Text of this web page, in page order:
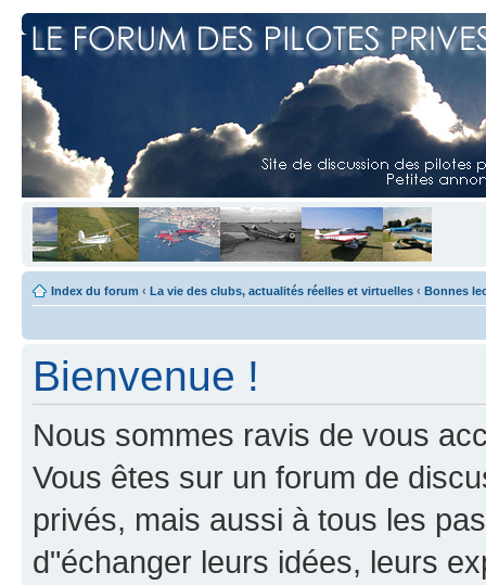
Index du forum ‹ La vie des clubs, actualités réelles et virtuelles ‹ Bonnes
Bienvenue !
Nous sommes ravis de vous
Vous êtes sur un forum de
privés, mais aussi à tous les
d"échanger leurs idées, leurs